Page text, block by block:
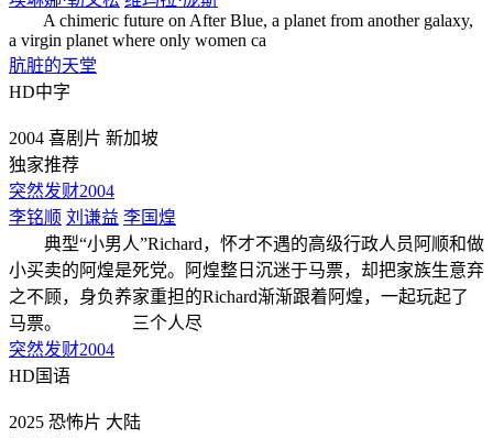
A chimeric future on After Blue, a planet from another galaxy,
a virgin planet where only women ca
肮脏的天堂
HD中字
2004 喜剧片 新加坡
独家推荐
突然发财2004
李铭顺 刘谦益 李国煌
典型“小男人”Richard，怀才不遇的高级行政人员阿顺和做
小买卖的阿煌是死党。阿煌整日沉迷于马票，却把家族生意弃
之不顾，身负养家重担的Richard渐渐跟着阿煌，一起玩起了
马票。 三个人尽
突然发财2004
HD国语
2025 恐怖片 大陆